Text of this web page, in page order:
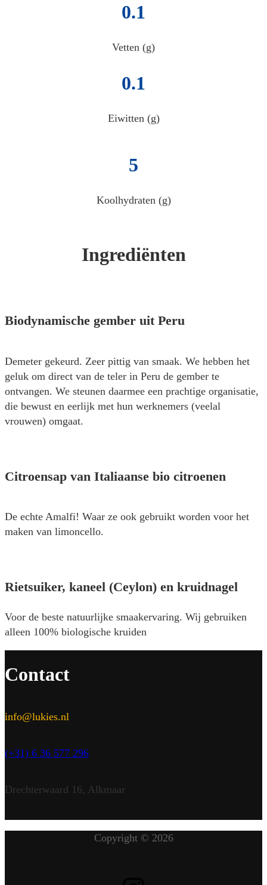
0.1
Vetten (g)
0.1
Eiwitten (g)
5
Koolhydraten (g)
Ingrediënten
Biodynamische gember uit Peru
Demeter gekeurd. Zeer pittig van smaak. We hebben het
geluk om direct van de teler in Peru de gember te
ontvangen. We steunen daarmee een prachtige organisatie,
die bewust en eerlijk met hun werknemers (veelal
vrouwen) omgaat.
Citroensap van Italiaanse bio citroenen
De echte Amalfi! Waar ze ook gebruikt worden voor het
maken van limoncello.
Rietsuiker, kaneel (Ceylon) en kruidnagel
Voor de beste natuurlijke smaakervaring. Wij gebruiken
alleen 100% biologische kruiden
Contact
info@lukies.nl
(+31) 6 36 577 296
Drechterwaard 16, Alkmaar
Copyright © 2026